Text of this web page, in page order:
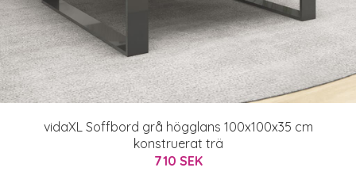
vidaXL Soffbord grå högglans 100x100x35 cm
konstruerat trä
710 SEK